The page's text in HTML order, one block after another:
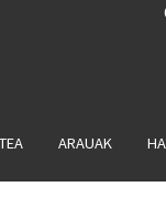
ARAUAK